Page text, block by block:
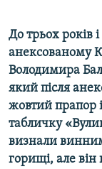
До трьох років
анексованому
Володимира
який після
жовтий прапор
табличку
визнали
горищі, але він